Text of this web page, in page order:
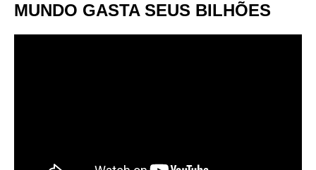
MUNDO GASTA SEUS BILHÕES